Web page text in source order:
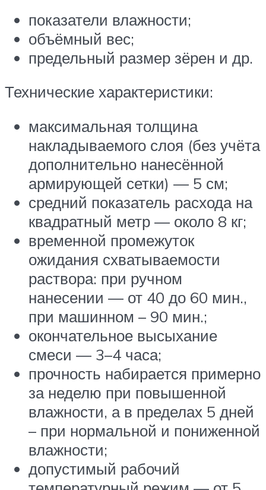
показатели влажности;
объёмный вес;
предельный размер зёрен и др.
Технические характеристики:
максимальная толщина
накладываемого слоя (без учёта
дополнительно нанесённой
армирующей сетки) — 5 см;
средний показатель расхода на
квадратный метр — около 8 кг;
временной промежуток
ожидания схватываемости
раствора: при ручном
нанесении — от 40 до 60 мин.,
при машинном – 90 мин.;
окончательное высыхание
смеси — 3–4 часа;
прочность набирается примерно
за неделю при повышенной
влажности, а в пределах 5 дней
– при нормальной и пониженной
влажности;
допустимый рабочий